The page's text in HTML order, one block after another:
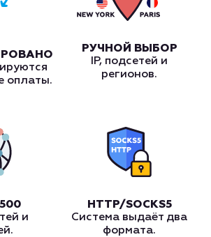
оплаты.
РУЧНОЙ ВЫБОР
IP, подсетей и
регионов.
и
HTTP/SOCKS5
Система выдаёт два
формата.